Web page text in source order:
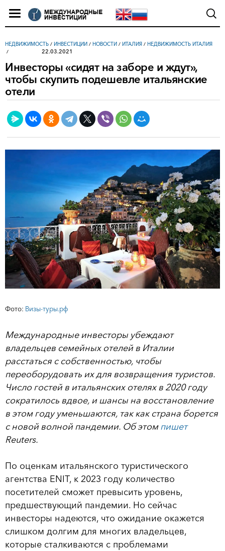
НЕДВИЖИМОСТЬ / ИНВЕСТИЦИИ / НОВОСТИ / ИТАЛИЯ / НЕДВИЖИМОСТЬ ИТАЛИЯ
22.03.2021
Инвесторы «сидят на заборе и ждут»,
чтобы скупить подешевле итальянские
отели
Фото: Визы-туры.рф
Международные инвесторы убеждают
владельцев семейных отелей в Италии
расстаться с собственностью, чтобы
переоборудовать их для возвращения туристов.
Число гостей в итальянских отелях в 2020 году
сократилось вдвое, и шансы на восстановление
в этом году уменьшаются, так как страна борется
с новой волной пандемии. Об этомпишет
Reuters.
По оценкам итальянского туристического
агентства ENIT, к 2023 году количество
посетителей сможет превысить уровень,
предшествующий пандемии. Но сейчас
инвесторы надеются, что ожидание окажется
слишком долгим для многих владельцев,
которые сталкиваются с проблемами